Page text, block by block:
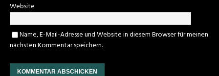
Website
Name, E-Mail-Adresse und Website in diesem Browser für meinen
nächsten Kommentar speichern.